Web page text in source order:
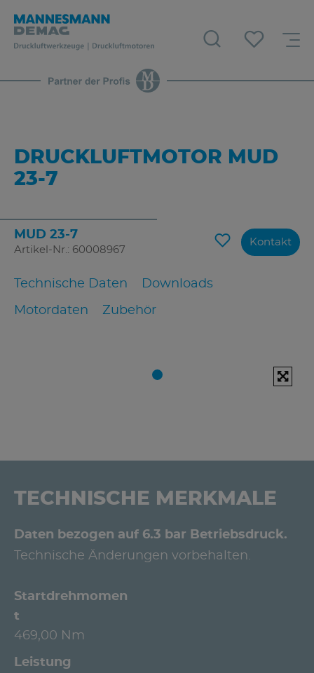
DRUCKLUFTMOTOR MUD
23-7
MUD 23-7
Artikel-Nr.: 60008967
Technische Daten Downloads
Motordaten Zubehör
Kontakt
TECHNISCHE MERKMALE
Daten bezogen auf 6.3 bar Betriebsdruck.
Technische Änderungen vorbehalten.
Startdrehmomen
t
469,00 Nm
Leistung